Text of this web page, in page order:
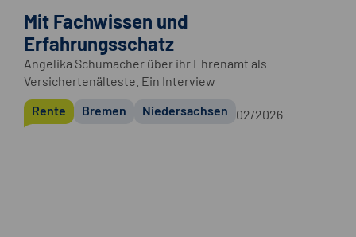
Mit Fachwissen und
Erfahrungsschatz
Angelika Schumacher über ihr Ehrenamt als
Versichertenälteste. Ein Interview
Rente
Bremen Niedersachsen 02/2026